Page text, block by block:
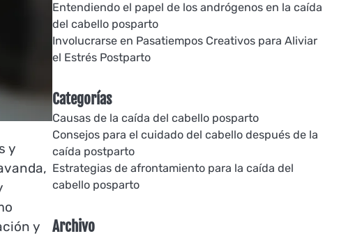
y
y
Entendiendo el papel de los andrógenos en la caída
del cabello posparto
Involucrarse en Pasatiempos Creativos para Aliviar
el Estrés Postparto
Categorías
Causas de la caída del cabello posparto
Consejos para el cuidado del cabello después de la
caída postparto
Estrategias de afrontamiento para la caída del
cabello posparto
Archivo